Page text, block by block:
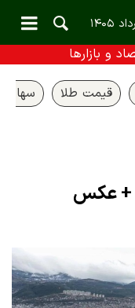
قیمت طلا سهام
+ عکس